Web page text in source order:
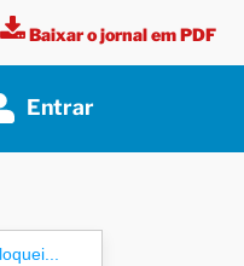
Baixar o jornal em PDF
Entrar